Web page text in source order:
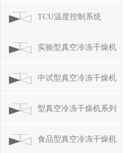
TCU温度控制系统
实验型真空冷冻干燥机
中试型真空冷冻干燥机
型真空冷冻干燥机系列
食品型真空冷冻干燥机